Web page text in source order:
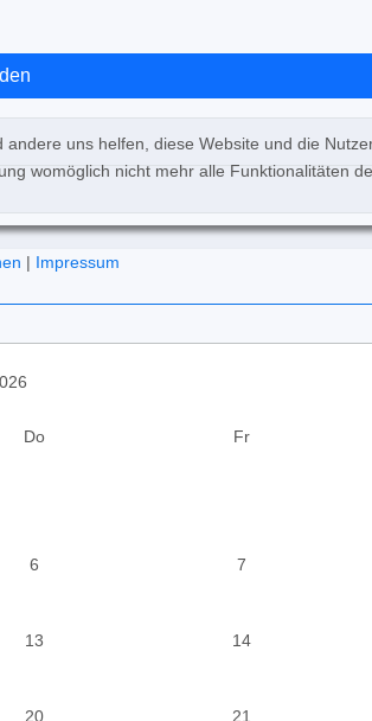
Do Fr
6 7
13 14
20 21
uns helfen, diese Website und die
womöglich nicht mehr alle Funktionalitäten
| Impressum